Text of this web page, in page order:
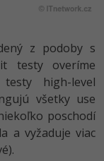
z podoby s
testy overíme
testy high-level
všetky use
poschodí
a vyžaduje viac